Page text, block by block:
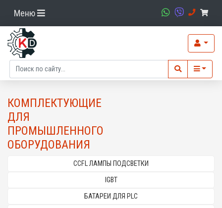
Меню
КОМПЛЕКТУЮЩИЕ
ДЛЯ
ПРОМЫШЛЕННОГО
ОБОРУДОВАНИЯ
CCFL ЛАМПЫ ПОДСВЕТКИ
IGBT
БАТАРЕИ ДЛЯ PLC